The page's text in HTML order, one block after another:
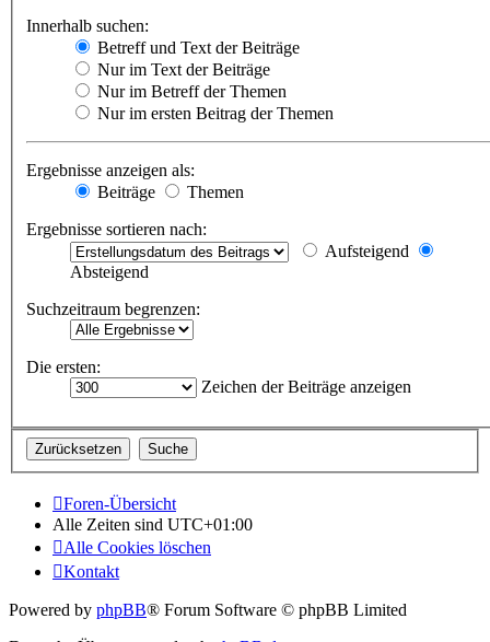
Innerhalb suchen:
Betreff und Text der Beiträge
Nur im Text der Beiträge
Nur im Betreff der Themen
Nur im ersten Beitrag der Themen
Ergebnisse anzeigen als:
Beiträge
Themen
Ergebnisse sortieren nach:
Aufsteigend
Absteigend
Suchzeitraum begrenzen:
Die ersten:
Zeichen der Beiträge anzeigen
Foren-Übersicht
Alle Zeiten sind UTC+01:00
Alle Cookies löschen
Kontakt
Powered by phpBB® Forum Software © phpBB Limited